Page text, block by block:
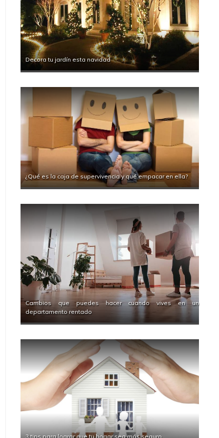
Decora tu jardín esta navidad
¿Qué es la caja de supervivencia y qué empacar en ella?
Cambios que puedes hacer cuando vives en un
departamento rentado
3 tips para lograr que tu hogar sea más seguro